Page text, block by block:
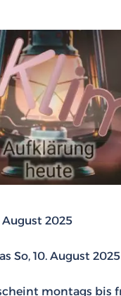
August 2025
So, 10. August 2025
montags bis